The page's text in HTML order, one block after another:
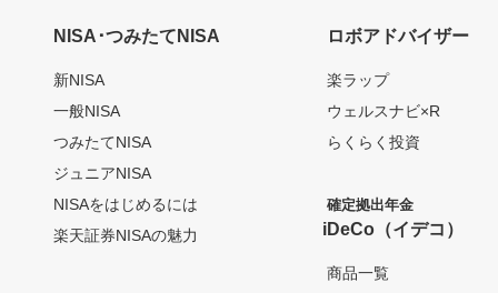
NISA･つみたてNISA
新NISA
一般NISA
つみたてNISA
ジュニアNISA
NISAをはじめるには
楽天証券NISAの魅力
ロボアドバイザー
楽ラップ
ウェルスナビ×R
らくらく投資
確定拠出年金
iDeCo（イデコ）
商品一覧